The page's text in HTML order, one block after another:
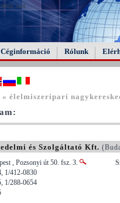
not
Céginformáció Rólunk
élelmiszeripari
és Szolgáltató Kft.
, Pozsonyi út 50. fsz. 3.
1/412-0830
1/288-0654